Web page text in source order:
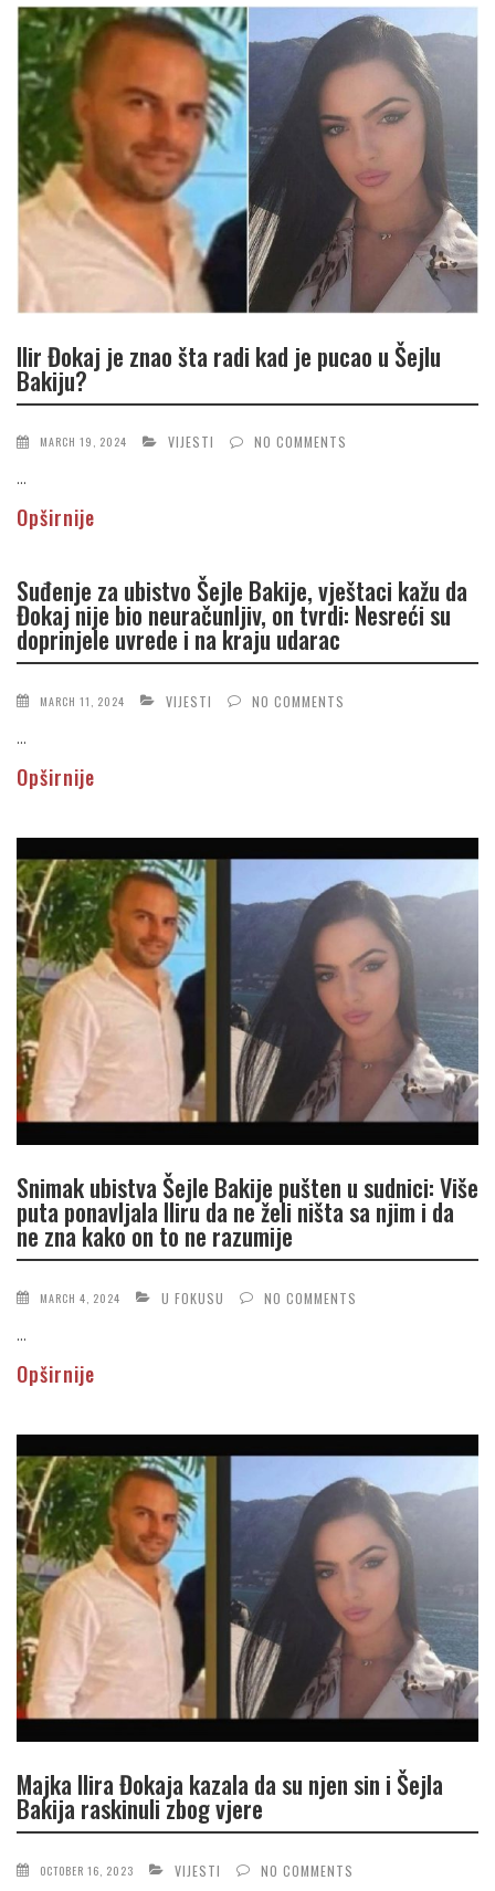
Ilir Đokaj je znao šta radi kad je pucao u Šejlu
Bakiju?
MARCH 19, 2024 VIJESTI NO COMMENTS
...
Opširnije
Suđenje za ubistvo Šejle Bakije, vještaci kažu da
Đokaj nije bio neuračunljiv, on tvrdi: Nesreći su
doprinjele uvrede i na kraju udarac
MARCH 11, 2024 VIJESTI NO COMMENTS
...
Opširnije
Snimak ubistva Šejle Bakije pušten u sudnici: Više
puta ponavljala Iliru da ne želi ništa sa njim i da
ne zna kako on to ne razumije
MARCH 4, 2024 U FOKUSU NO COMMENTS
...
Opširnije
Majka Ilira Đokaja kazala da su njen sin i Šejla
Bakija raskinuli zbog vjere
OCTOBER 16, 2023 VIJESTI NO COMMENTS